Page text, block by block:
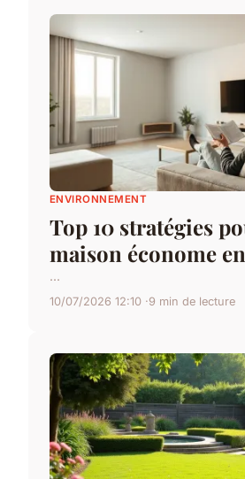
ENVIRONNEMENT
Top 10 stratégies
maison économe
...
10/07/2026 12:10 9 min de lecture